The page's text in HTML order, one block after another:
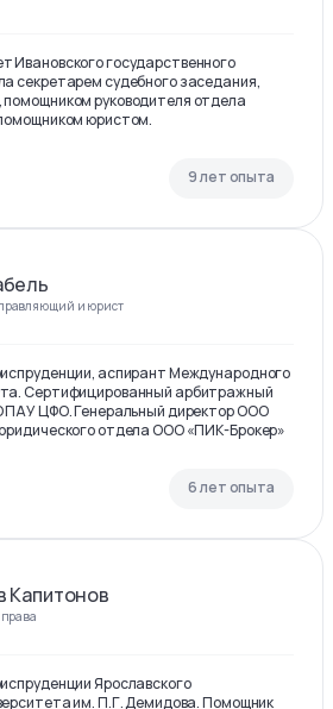
Ивановского государственного
секретарем судебного заседания,
руководителя отдела
юристом.
9 лет опыта
и юрист
аспирант Международного
Сертифицированный арбитражный
ПАУ ЦФО. Генеральный директор ООО
отдела ООО «ПИК-Брокер»
6 лет опыта
Капитонов
Ярославского
им. П.Г. Демидова. Помощник